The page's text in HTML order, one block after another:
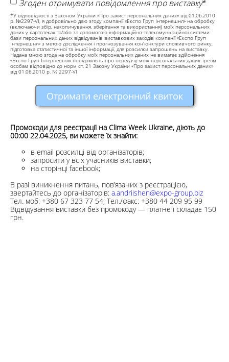
Згоден отримувати повідомлення про виставку*
*У відповідності з Законом України «Про захист персональних даних» від 01.06.2010
р. №2297-VI, я добровільно даю згоду компанії «Експо Груп Інтернешнл» на обробку
(включаючи збір, накопичування, зберігання та використання) моїх персональних
даних у картотеках та/або за допомогою інформаційно-телекомунікаційної системи
бази персональних даних відвідувачів виставкових заходів компанії «Експо Груп
Інтернешнл» з метою дослідження і прогнозування кон'юнктури споживчого ринку,
підготовка статистичної та іншої інформації, для розсилки запрошень на виставку.
Надана мною згода на обробку моїх персональних даних не вимагає здійснення
«Експо Груп Інтернешнл» повідомлень про передачу моїх персональних даних третім
особам відповідно до норм ст. 21 Закону України «Про захист персональних даних»
від 01.06.2010 р. № 2297-VI
Отримати електронний квиток
Промокоди для реєстрації на Clima Week Ukraine, діють до
00:00 22.04.2025, ви можете їх знайти:
в email розсилці від організаторів;
запросити у всіх учасників виставки;
на сторінці facebook;
В разі виникнення питань, пов’язаних з реєстрацією,
звертайтесь до організаторів: a.andriishen@expo-group.biz
Тел. моб: +380 67 323 77 54; Тел./факс: +380 44 209 95 99
Відвідування виставки без промокоду — платне і складає 150
грн.